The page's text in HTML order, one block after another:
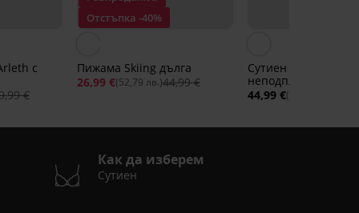
с
€
Отстъпка -40%
Пижама Skiing дълга
26,99 €(52,79 лв.)44,99 €
Сутиен Melоdy
неподплатен
44,99 €(87,99 лв.)
Как да изберем
Сутиен